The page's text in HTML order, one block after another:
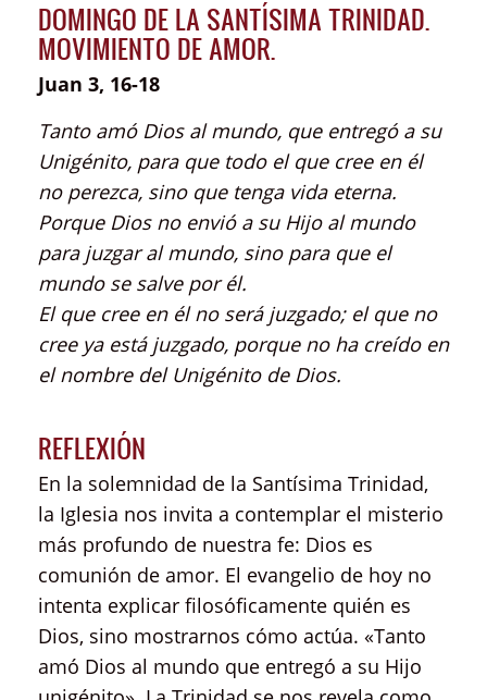
DOMINGO DE LA SANTÍSIMA TRINIDAD.
MOVIMIENTO DE AMOR.
Juan 3, 16-18
Tanto amó Dios al mundo, que entregó a su
Unigénito, para que todo el que cree en él
no perezca, sino que tenga vida eterna.
Porque Dios no envió a su Hijo al mundo
para juzgar al mundo, sino para que el
mundo se salve por él.
El que cree en él no será juzgado; el que no
cree ya está juzgado, porque no ha creído en
el nombre del Unigénito de Dios.
REFLEXIÓN
En la solemnidad de la Santísima Trinidad,
la Iglesia nos invita a contemplar el misterio
más profundo de nuestra fe: Dios es
comunión de amor. El evangelio de hoy no
intenta explicar filosóficamente quién es
Dios, sino mostrarnos cómo actúa. «Tanto
amó Dios al mundo que entregó a su Hijo